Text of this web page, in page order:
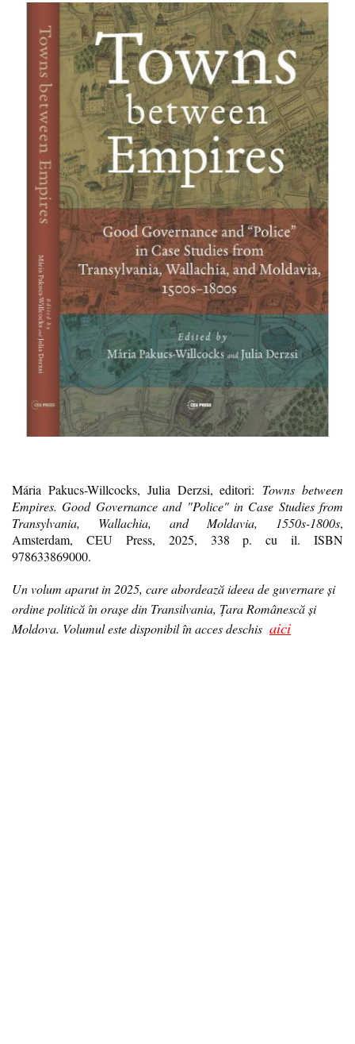
Mária Pakucs-Willcocks, Julia Derzsi, editori: Towns between
Empires. Good Governance and "Police" in Case Studies from
Transylvania, Wallachia, and Moldavia, 1550s-1800s,
Amsterdam, CEU Press, 2025, 338 p. cu il. ISBN
978633869000.
Un volum aparut in 2025, care abordează ideea de guvernare și
ordine politică în orașe din Transilvania, Țara Românescă și
Moldova. Volumul este disponibil în acces deschis aici